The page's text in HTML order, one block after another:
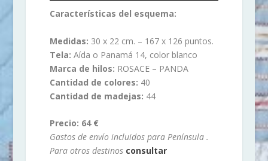
Características del esquema:
Medidas: 30 x 22 cm. – 167 x 126 puntos.
Tela: Aída o Panamá 14, color blanco
Marca de hilos: ROSACE – PANDA
Cantidad de colores: 40
Cantidad de madejas: 44
Precio: 64 €
Gastos de envío incluidos para Península .
Para otros destinos consultar